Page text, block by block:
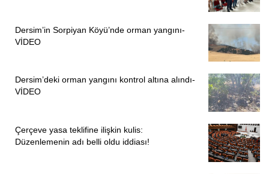
Dersim’in Sorpiyan Köyü’nde orman yangını-
VİDEO
Dersim’deki orman yangını kontrol altına alındı-
VİDEO
Çerçeve yasa teklifine ilişkin kulis:
Düzenlemenin adı belli oldu iddiası!